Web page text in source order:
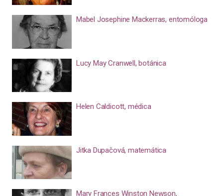
Mabel Josephine Mackerras, entomóloga
Lucy May Cranwell, botánica
Helen Caldicott, médica
Jitka Dupačová, matemática
Mary Frances Winston Newson,